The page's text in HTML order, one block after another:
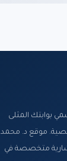
بوابتك المثلى
موقع د. محمد
متخصصة في